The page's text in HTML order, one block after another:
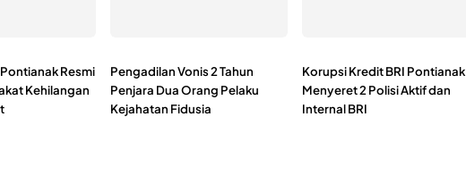
Resmi
Kehilangan
Pengadilan Vonis 2 Tahun
Penjara Dua Orang Pelaku
Kejahatan Fidusia
Korupsi Kredit BRI Pontianak
Menyeret 2 Polisi Aktif dan
Internal BRI